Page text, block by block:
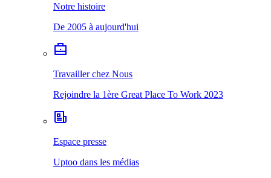
Notre histoire
De 2005 à aujourd'hui
Travailler chez Nous
Rejoindre la 1ère Great Place To Work 2023
Espace presse
Uptoo dans les médias